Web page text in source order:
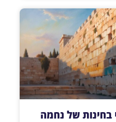
בחינות של נחמה